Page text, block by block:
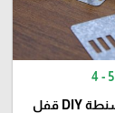
4 - 5
قفل حقيبة شنطة DIY قفل